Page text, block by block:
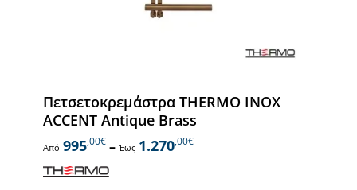
Πετσετοκρεμάστρα THERMO INOX
ACCENT Antique Brass
Από 995,00€ – Έως 1.270,00€